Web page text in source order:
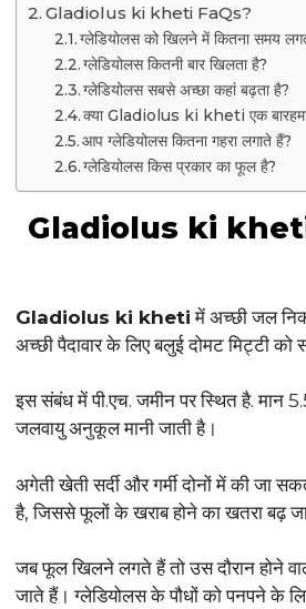
Gladiolus ki kheti FaQs?
ग्लेडियोलस को खिलने में कितना समय
ग्लेडियोलस कितनी बार खिलता है?
ग्लेडियोलस सबसे अच्छा कहां बढ़ता है?
क्या Gladiolus ki kheti एक
आप ग्लेडियोलस कितना गहरा लगाते हैं?
ग्लेडियोलस किस प्रकार का फूल है?
Gladiolus ki kheti
Gladiolus ki kheti में अच्छी जल
अच्छी पैदावार के लिए बलुई दोमट मिट्टी को
इस संबंध में पी.एच. जमीन पर स्थित है. मान
जलवायु अनुकूल मानी जाती है।
अगेती खेती सर्दी और गर्मी दोनों में की जा
है, जिससे फूलों के खराब होने का खतरा बढ़
जब फूल खिलने लगते हैं तो उस दौरान होने
जाते हैं। ग्लेडियोलस के पौधों को पनपने के